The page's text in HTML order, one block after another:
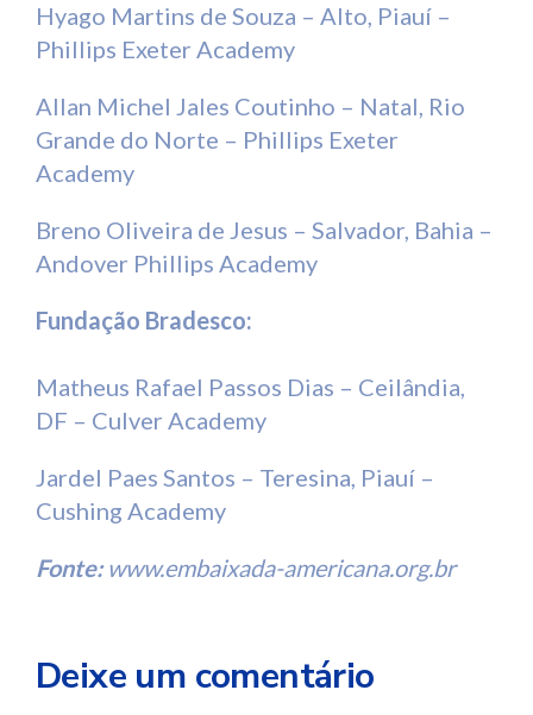
Hyago Martins de Souza – Alto, Piauí –
Phillips Exeter Academy
Allan Michel Jales Coutinho – Natal, Rio
Grande do Norte – Phillips Exeter
Academy
Breno Oliveira de Jesus – Salvador, Bahia –
Andover Phillips Academy
Fundação Bradesco:
Matheus Rafael Passos Dias – Ceilândia,
DF – Culver Academy
Jardel Paes Santos – Teresina, Piauí –
Cushing Academy
Fonte:www.embaixada-americana.org.br
Deixe um comentário